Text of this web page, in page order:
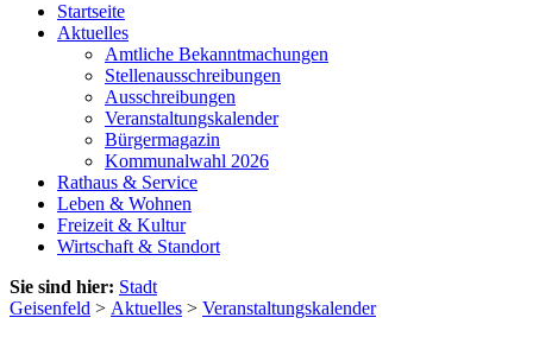
Startseite
Aktuelles
Amtliche Bekanntmachungen
Stellenausschreibungen
Ausschreibungen
Veranstaltungskalender
Bürgermagazin
Kommunalwahl 2026
Rathaus & Service
Leben & Wohnen
Freizeit & Kultur
Wirtschaft & Standort
Sie sind hier: Stadt
Geisenfeld > Aktuelles > Veranstaltungskalender